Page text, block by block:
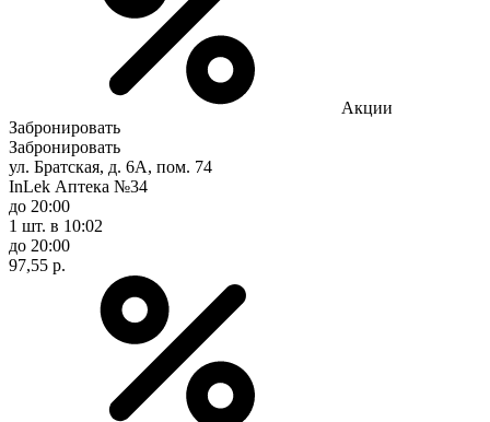
Акции
Забронировать
Забронировать
ул. Братская, д. 6А, пом. 74
InLek Аптека №34
до 20:00
1 шт. в 10:02
до 20:00
97,55 р.